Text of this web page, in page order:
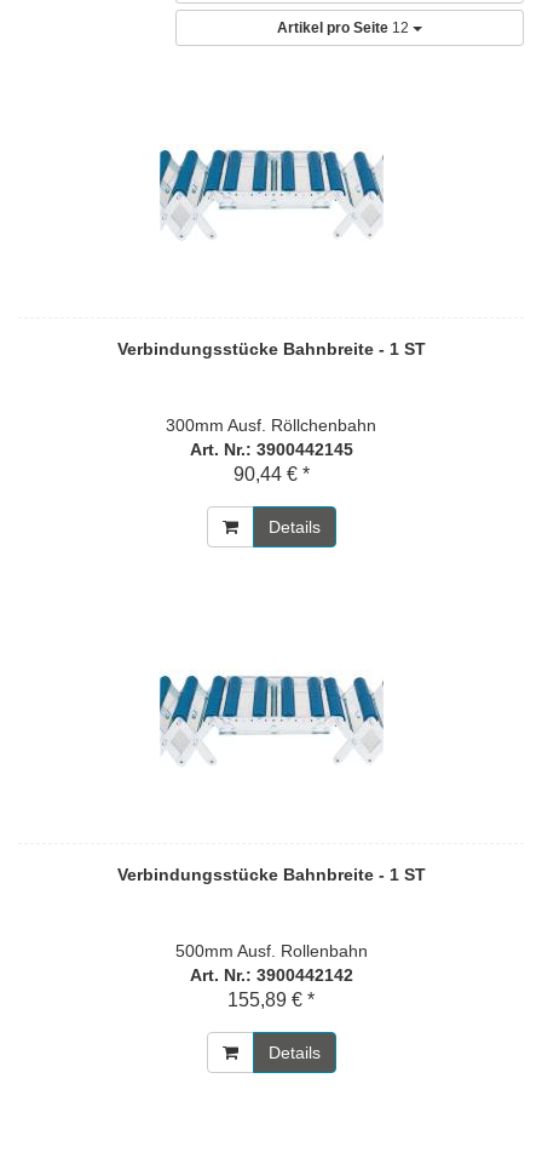
Artikel pro Seite 12
Verbindungsstücke Bahnbreite - 1 ST
300mm Ausf. Röllchenbahn
Art. Nr.: 3900442145
90,44 € *
Details
Verbindungsstücke Bahnbreite - 1 ST
500mm Ausf. Rollenbahn
Art. Nr.: 3900442142
155,89 € *
Details